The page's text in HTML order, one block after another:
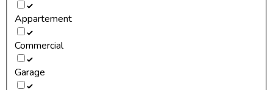
Appartement
Commercial
Garage